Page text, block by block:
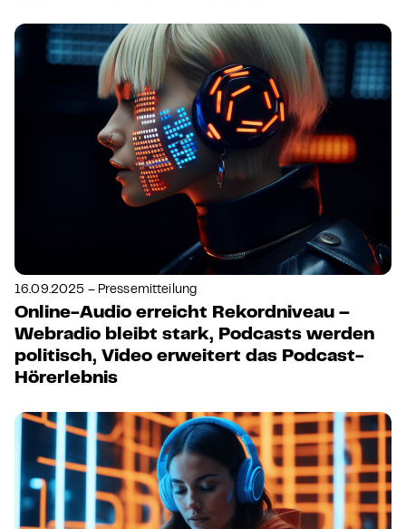
16.09.2025 – Pressemitteilung
Online-Audio erreicht Rekordniveau –
Webradio bleibt stark, Podcasts werden
politisch, Video erweitert das Podcast-
Hörerlebnis